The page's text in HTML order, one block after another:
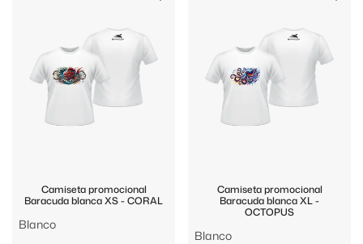
Camiseta promocional
Baracuda blanca XS - CORAL
Blanco
Camiseta promocional
Baracuda blanca XL -
OCTOPUS
Blanco